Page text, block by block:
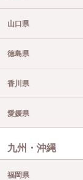
山口県
徳島県
香川県
愛媛県
九州・沖縄
福岡県